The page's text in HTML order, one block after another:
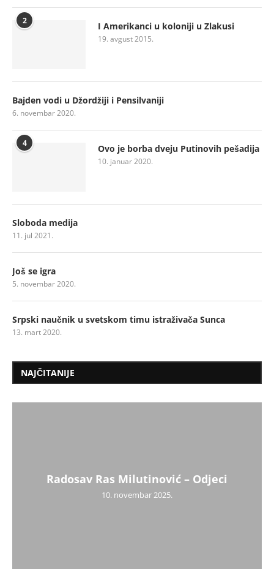
2 I Amerikanci u koloniji u Zlakusi
19. avgust 2015.
Bajden vodi u Džordžiji i Pensilvaniji
6. novembar 2020.
4 Ovo je borba dveju Putinovih pešadija
10. januar 2020.
Sloboda medija
11. jul 2021.
Još se igra
5. novembar 2020.
Srpski naučnik u svetskom timu istraživača Sunca
13. mart 2020.
NAJČITANIJE
Radosav Ras Milutinović – Odjeci
10. novembar 2025.